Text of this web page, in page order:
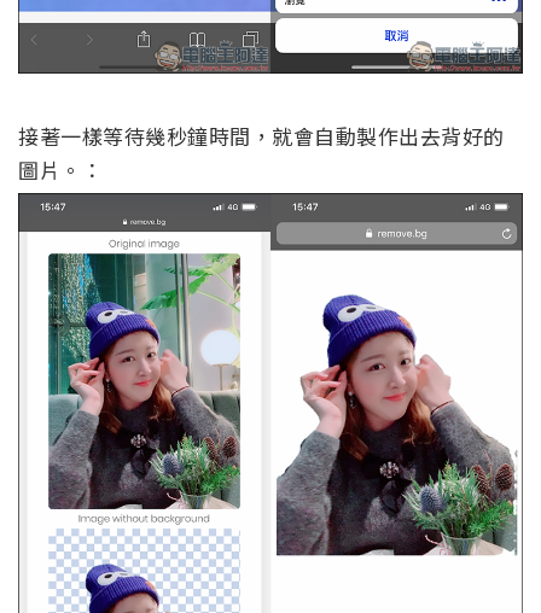
接著一樣等待幾秒鐘時間，就會自動製作出去背好的
圖片。：